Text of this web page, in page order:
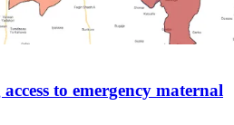
to emergency maternal